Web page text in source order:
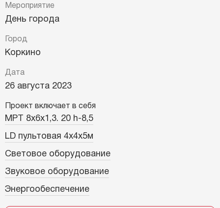
Мероприятие
День города
Город
Коркино
Дата
26 августа 2023
Проект включает в себя
МРТ 8х6х1,3. 20 h-8,5
LD пультовая 4х4х5м
Световое оборудование
Звуковое оборудование
Энергообеспечение